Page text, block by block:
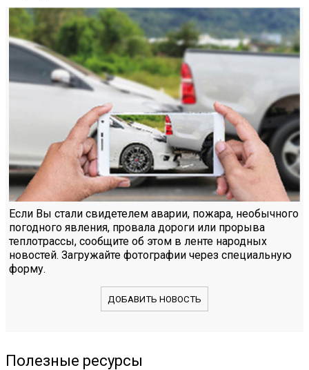
Если Вы стали свидетелем аварии, пожара, необычного
погодного явления, провала дороги или прорыва
теплотрассы, сообщите об этом в ленте народных
новостей. Загружайте фотографии через специальную
форму.
ДОБАВИТЬ НОВОСТЬ
Полезные ресурсы